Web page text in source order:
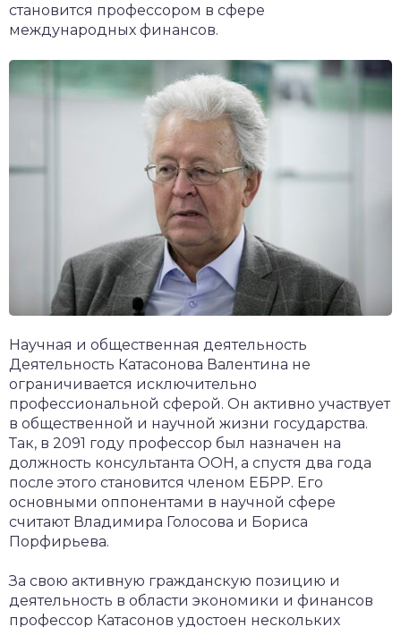
становится профессором в сфере
международных финансов.
Научная и общественная деятельность
Деятельность Катасонова Валентина не
ограничивается исключительно
профессиональной сферой. Он активно участвует
в общественной и научной жизни государства.
Так, в 2091 году профессор был назначен на
должность консультанта ООН, а спустя два года
после этого становится членом ЕБРР. Его
основными оппонентами в научной сфере
считают Владимира Голосова и Бориса
Порфирьева.
За свою активную гражданскую позицию и
деятельность в области экономики и финансов
профессор Катасонов удостоен нескольких